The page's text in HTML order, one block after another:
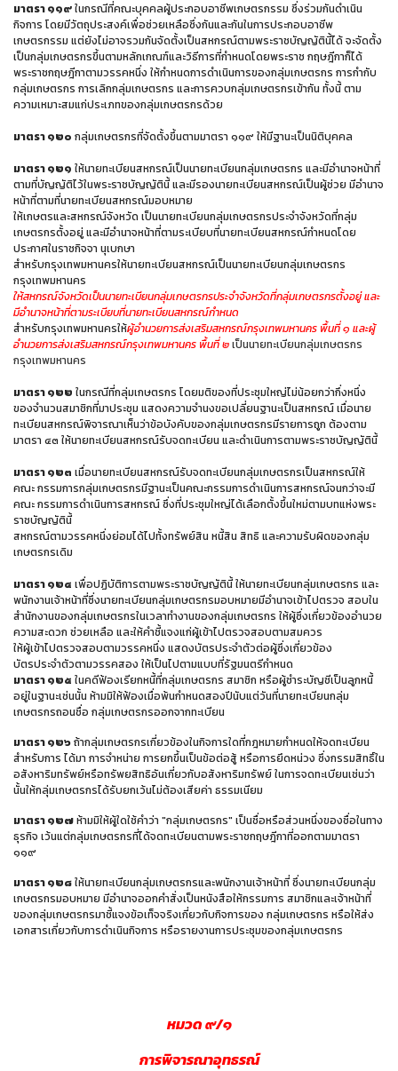
มาตรา ๑๑๙ในกรณีที่คณะบุคคลผู้ประกอบอาชีพเกษตรกรรม ซึ่งร่วมกันดำเนิน
กิจการ โดยมีวัตถุประสงค์เพื่อช่วยเหลือซึ่งกันและกันในการประกอบอาชีพ
เกษตรกรรม แต่ยังไม่อาจรวมกันจัดตั้งเป็นสหกรณ์ตามพระราชบัญญัตินี้ได้ จะจัดตั้ง
เป็นกลุ่มเกษตรกรขึ้นตามหลักเกณฑ์และวิธีการที่กำหนดโดยพระราช กฤษฎีกาก็ได้
พระราชกฤษฎีกาตามวรรคหนึ่ง ให้กำหนดการดำเนินการของกลุ่มเกษตรกร การกำกับ
กลุ่มเกษตรกร การเลิกกลุ่มเกษตรกร และการควบกลุ่มเกษตรกรเข้ากัน ทั้งนี้ ตาม
ความเหมาะสมแก่ประเภทของกลุ่มเกษตรกรด้วย
มาตรา ๑๒๐ กลุ่มเกษตรกรที่จัดตั้งขึ้นตามมาตรา ๑๑๙ ให้มีฐานะเป็นนิติบุคคล
มาตรา ๑๒๑ ให้นายทะเบียนสหกรณ์เป็นนายทะเบียนกลุ่มเกษตรกร และมีอำนาจหน้าที่
ตามที่บัญญัติไว้ในพระราชบัญญัตินี้ และมีรองนายทะเบียนสหกรณ์เป็นผู้ช่วย มีอำนาจ
หน้าที่ตามที่นายทะเบียนสหกรณ์มอบหมาย
ให้เกษตรและสหกรณ์จังหวัด เป็นนายทะเบียนกลุ่มเกษตรกรประจำจังหวัดที่กลุ่ม
เกษตรกรตั้งอยู่ และมีอำนาจหน้าที่ตามระเบียบที่นายทะเบียนสหกรณ์กำหนดโดย
ประกาศในราชกิจจา นุเบกษา
สำหรับกรุงเทพมหานครให้นายทะเบียนสหกรณ์เป็นนายทะเบียนกลุ่มเกษตรกร
กรุงเทพมหานคร
ให้สหกรณ์จังหวัดเป็นนายทะเบียนกลุ่มเกษตรกรประจำจังหวัดที่กลุ่มเกษตรกรตั้งอยู่ และ
มีอำนาจหน้าที่ตามระเบียบที่นายทะเบียนสหกรณ์กำหนด
สำหรับกรุงเทพมหานครให้ผู้อำนวยการส่งเสริมสหกรณ์กรุงเทพมหานคร พื้นที่ ๑ และผู้
อำนวยการส่งเสริมสหกรณ์กรุงเทพมหานคร พื้นที่ ๒เป็นนายทะเบียนกลุ่มเกษตรกร
กรุงเทพมหานคร
มาตรา ๑๒๒ ในกรณีที่กลุ่มเกษตรกร โดยมติของที่ประชุมใหญ่ไม่น้อยกว่ากึ่งหนึ่ง
ของจำนวนสมาชิกที่มาประชุม แสดงความจำนงขอเปลี่ยนฐานะเป็นสหกรณ์ เมื่อนาย
ทะเบียนสหกรณ์พิจารณาเห็นว่าข้อบังคับของกลุ่มเกษตรกรมีรายการถูก ต้องตาม
มาตรา ๔๓ ให้นายทะเบียนสหกรณ์รับจดทะเบียน และดำเนินการตามพระราชบัญญัตินี้
มาตรา ๑๒๓ เมื่อนายทะเบียนสหกรณ์รับจดทะเบียนกลุ่มเกษตรกรเป็นสหกรณ์ให้
คณะ กรรมการกลุ่มเกษตรกรมีฐานะเป็นคณะกรรมการดำเนินการสหกรณ์จนกว่าจะมี
คณะ กรรมการดำเนินการสหกรณ์ ซึ่งที่ประชุมใหญ่ได้เลือกตั้งขึ้นใหม่ตามบทแห่งพระ
ราชบัญญัตินี้
สหกรณ์ตามวรรคหนึ่งย่อมได้ไปทั้งทรัพย์สิน หนี้สิน สิทธิ และความรับผิดของกลุ่ม
เกษตรกรเดิม
มาตรา ๑๒๔ เพื่อปฏิบัติการตามพระราชบัญญัตินี้ ให้นายทะเบียนกลุ่มเกษตรกร และ
พนักงานเจ้าหน้าที่ซึ่งนายทะเบียนกลุ่มเกษตรกรมอบหมายมีอำนาจเข้าไปตรวจ สอบใน
สำนักงานของกลุ่มเกษตรกรในเวลาทำงานของกลุ่มเกษตรกร ให้ผู้ซึ่งเกี่ยวข้องอำนวย
ความสะดวก ช่วยเหลือ และให้คำชี้แจงแก่ผู้เข้าไปตรวจสอบตามสมควร
ให้ผู้เข้าไปตรวจสอบตามวรรคหนึ่ง แสดงบัตรประจำตัวต่อผู้ซึ่งเกี่ยวข้อง
บัตรประจำตัวตามวรรคสอง ให้เป็นไปตามแบบที่รัฐมนตรีกำหนด
มาตรา ๑๒๕ ในคดีฟ้องเรียกหนี้ที่กลุ่มเกษตรกร สมาชิก หรือผู้ชำระบัญชีเป็นลูกหนี้
อยู่ในฐานะเช่นนั้น ห้ามมิให้ฟ้องเมื่อพ้นกำหนดสองปีนับแต่วันที่นายทะเบียนกลุ่ม
เกษตรกรถอนชื่อ กลุ่มเกษตรกรออกจากทะเบียน
มาตรา ๑๒๖ถ้ากลุ่มเกษตรกรเกี่ยวข้องในกิจการใดที่กฎหมายกำหนดให้จดทะเบียน
สำหรับการ ได้มา การจำหน่าย การยกขึ้นเป็นข้อต่อสู้ หรือการยึดหน่วง ซึ่งกรรมสิทธิ์ใน
อสังหาริมทรัพย์หรือทรัพยสิทธิอันเกี่ยวกับอสังหาริมทรัพย์ ในการจดทะเบียนเช่นว่า
นั้นให้กลุ่มเกษตรกรได้รับยกเว้นไม่ต้องเสียค่า ธรรมเนียม
มาตรา ๑๒๗ห้ามมิให้ผู้ใดใช้คำว่า "กลุ่มเกษตรกร" เป็นชื่อหรือส่วนหนึ่งของชื่อในทาง
ธุรกิจ เว้นแต่กลุ่มเกษตรกรที่ได้จดทะเบียนตามพระราชกฤษฎีกาที่ออกตามมาตรา
๑๑๙
มาตรา ๑๒๘ให้นายทะเบียนกลุ่มเกษตรกรและพนักงานเจ้าหน้าที่ ซึ่งนายทะเบียนกลุ่ม
เกษตรกรมอบหมาย มีอำนาจออกคำสั่งเป็นหนังสือให้กรรมการ สมาชิกและเจ้าหน้าที่
ของกลุ่มเกษตรกรมาชี้แจงข้อเท็จจริงเกี่ยวกับกิจการของ กลุ่มเกษตรกร หรือให้ส่ง
เอกสารเกี่ยวกับการดำเนินกิจการ หรือรายงานการประชุมของกลุ่มเกษตรกร
หมวด ๙/๑
การพิจารณาอุทธรณ์